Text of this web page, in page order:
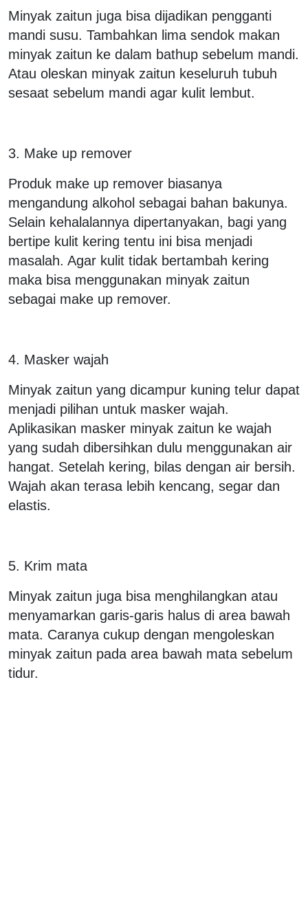
Minyak zaitun juga bisa dijadikan pengganti
mandi susu. Tambahkan lima sendok makan
minyak zaitun ke dalam bathup sebelum mandi.
Atau oleskan minyak zaitun keseluruh tubuh
sesaat sebelum mandi agar kulit lembut.
3. Make up remover
Produk make up remover biasanya
mengandung alkohol sebagai bahan bakunya.
Selain kehalalannya dipertanyakan, bagi yang
bertipe kulit kering tentu ini bisa menjadi
masalah. Agar kulit tidak bertambah kering
maka bisa menggunakan minyak zaitun
sebagai make up remover.
4. Masker wajah
Minyak zaitun yang dicampur kuning telur dapat
menjadi pilihan untuk masker wajah.
Aplikasikan masker minyak zaitun ke wajah
yang sudah dibersihkan dulu menggunakan air
hangat. Setelah kering, bilas dengan air bersih.
Wajah akan terasa lebih kencang, segar dan
elastis.
5. Krim mata
Minyak zaitun juga bisa menghilangkan atau
menyamarkan garis-garis halus di area bawah
mata. Caranya cukup dengan mengoleskan
minyak zaitun pada area bawah mata sebelum
tidur.